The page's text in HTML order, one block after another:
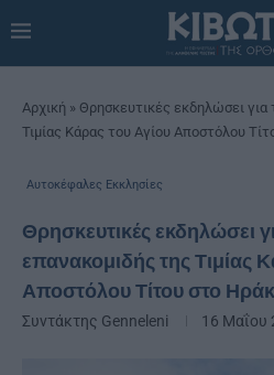
Αρχική » Θρησκευτικές εκδηλώσει για
Τιμίας Κάρας του Αγίου Αποστόλου
Αυτοκέφαλες Εκκλησίες
Θρησκευτικές εκδηλώσει
επανακομιδής της Τιμίας
Αποστόλου Τίτου στο
Συντάκτης Genneleni 16 Μαΐου